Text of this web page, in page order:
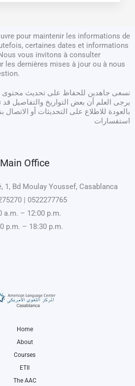
pour maintenir les informations de
certaines dates et informations
vous invitons à consulter
les dernières mises à jour ou à nous
نسعى جاهدين للحفاظ على تحديث محتوى
يرجى العلم أن بعض التواريخ والتفاصيل
بالعودة للاطلاع على التحديثات أو الاتصال
استفسارات
Main Office
1, Bd Moulay Youssef, Casablanca
| 0522277765
a.m. – 12:00 p.m.
p.m. – 18:30 p.m.
Home
About
Courses
ETII
The AAC